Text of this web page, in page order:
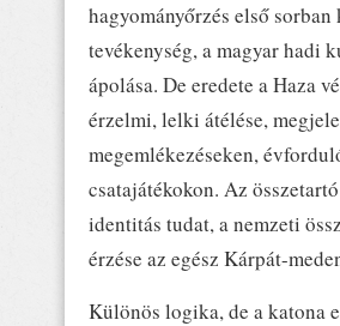
hagyományőrzés első
tevékenység, a magyar hadi
ápolása. De eredete a Haza
érzelmi, lelki átélése,
megemlékezéseken,
csatajátékokon. Az
identitás tudat, a nemzeti
érzése az egész Kárpát-
Különös logika, de a katona